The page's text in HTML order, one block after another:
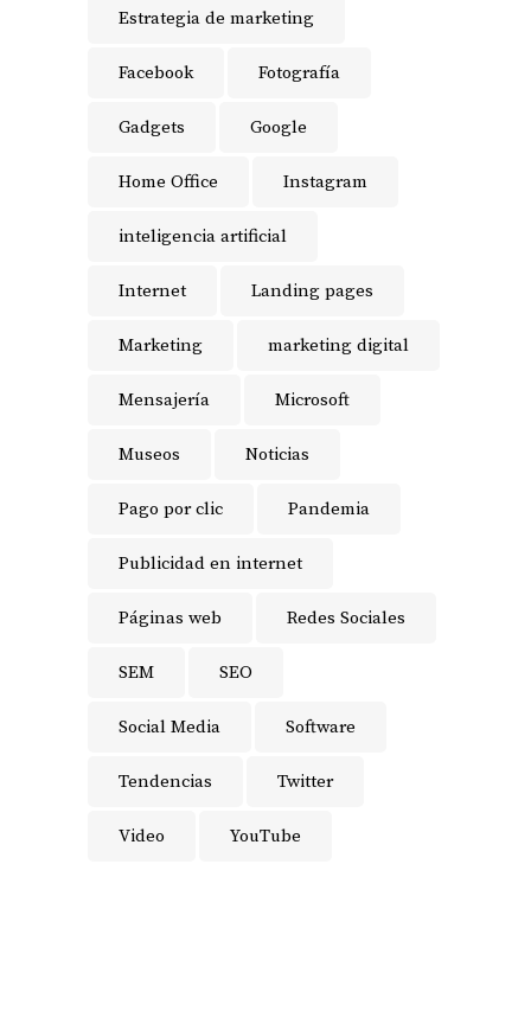
Estrategia de marketing
Facebook Fotografía
Gadgets Google
Home Office Instagram
inteligencia artificial
Internet Landing pages
Marketing marketing digital
Mensajería Microsoft
Museos Noticias
Pago por clic Pandemia
Publicidad en internet
Páginas web Redes Sociales
SEM SEO
Social Media Software
Tendencias Twitter
Video YouTube